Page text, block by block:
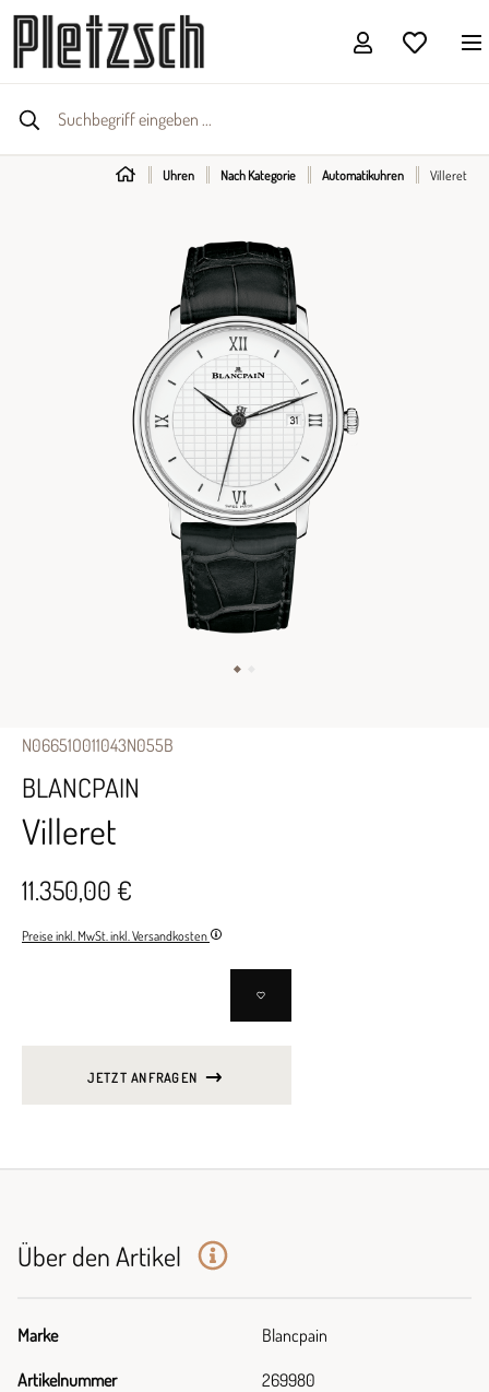
Uhren Nach Kategorie Automatikuhren Villeret
N06651O011043N055B
BLANCPAIN
Villeret
11.350,00 €
Preise inkl. MwSt. inkl. Versandkosten
JETZT ANFRAGEN
Über den Artikel
Marke Blancpain
Artikelnummer 269980